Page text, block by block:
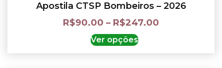
Apostila CTSP Bombeiros – 2026
R$90.00 – R$247.00
Ver opções